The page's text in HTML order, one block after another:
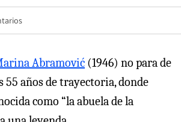
Abramović (1946) no para de
55 años de trayectoria, donde
como “la abuela de la